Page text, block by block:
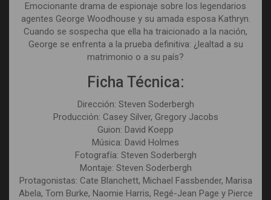
Emocionante drama de espionaje sobre los legendarios
agentes George Woodhouse y su amada esposa Kathryn.
Cuando se sospecha que ella ha traicionado a la nación,
George se enfrenta a la prueba definitiva: ¿lealtad a su
matrimonio o a su país?
Ficha Técnica:
Dirección: Steven Soderbergh
Producción: Casey Silver, Gregory Jacobs
Guion: David Koepp
Música: David Holmes
Fotografía: Steven Soderbergh
Montaje: Steven Soderbergh
Protagonistas: Cate Blanchett, Michael Fassbender, Marisa
Abela, Tom Burke, Naomie Harris, Regé-Jean Page y Pierce